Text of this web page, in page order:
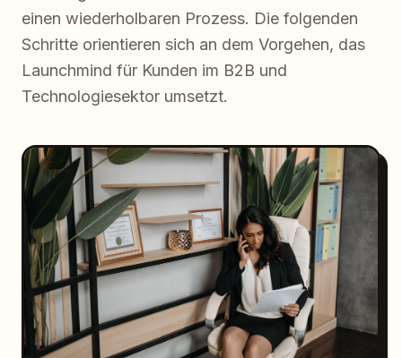
einen wiederholbaren Prozess. Die folgenden
Schritte orientieren sich an dem Vorgehen, das
Launchmind für Kunden im B2B und
Technologiesektor umsetzt.